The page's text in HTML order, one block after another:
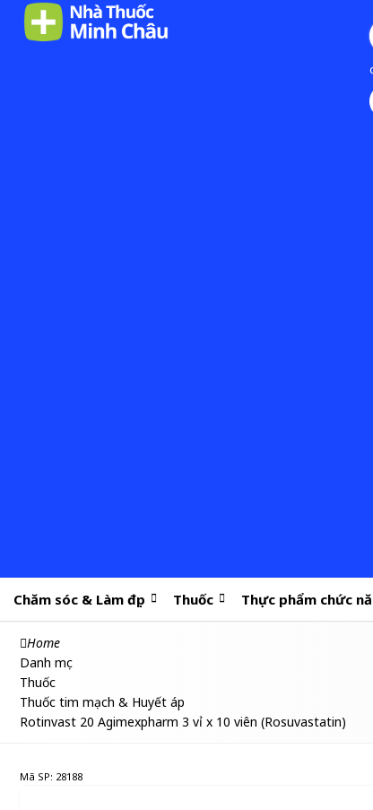
Chăm sóc & Làm đẹp Thuốc Thực phẩm chức
Home
Danh mục
Thuốc
Thuốc tim mạch & Huyết áp
Rotinvast 20 Agimexpharm 3 vỉ x 10 viên (Rosuvastatin)
Mã SP: 28188